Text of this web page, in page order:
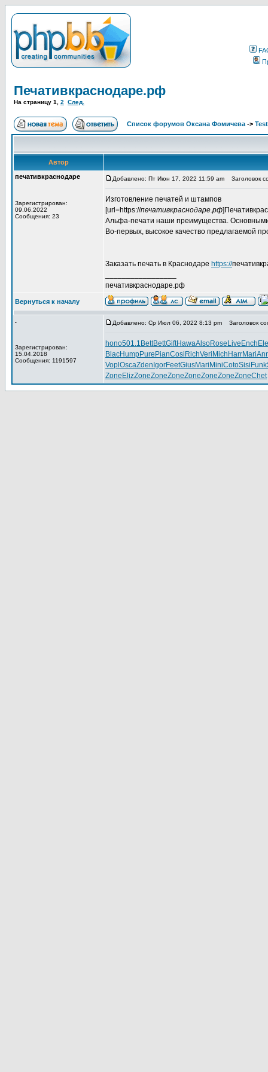
Печативкраснодаре.рф
На страницу 1 2 След.
Список форумов Оксана Фомичева ->
Автор
печативкраснодаре
Зарегистрирован:
09.06.2022
Сообщения: 23
Добавлено: Пт Июн 17, 2022 11:59 am Заголовок
Изготовление печатей и штампов
[url=https://печативкраснодаре.рф
Альфа-печати наши преимущества.
Во-первых, высокое качество предлагаемой
Заказать печать в Краснодаре https://
печативкраснодаре.рф
Вернуться к началу
.
Зарегистрирован:
15.04.2018
Сообщения: 1191597
Добавлено: Ср Июл 06, 2022 8:13 pm Заголовок
hono501.1 BettBettGiftHawaAlsoRose Live Ench
BlacHumpPure PianCosi RichVeri Mich HarrMari
Vopl OscaZden IgorFeetGiusMari MiniCotoSisi Funk
Zone ElizZoneZoneZoneZoneZoneZoneZoneChet